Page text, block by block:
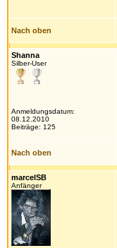
Nach oben
Shanna
Silber-User
Anmeldungsdatum:
08.12.2010
Beiträge: 125
Nach oben
marcelSB
Anfänger